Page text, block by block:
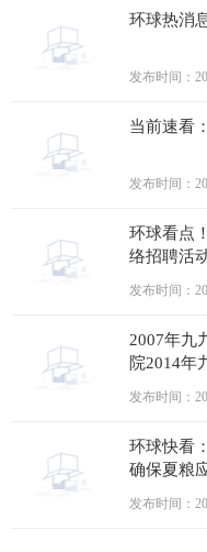
环球热消
发布时间：
当前速看
发布时间：
环球看点
络招聘活
发布时间：
2007年九
院2014年
发布时间：
环球快看
确保夏粮
发布时间：